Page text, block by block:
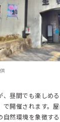
、昼間でも楽しめ
で開催されます。
自然環境を象徴す